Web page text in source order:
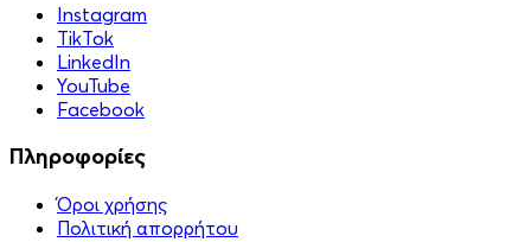
Instagram
TikTok
LinkedIn
YouTube
Facebook
Πληροφορίες
Όροι χρήσης
Πολιτική απορρήτου